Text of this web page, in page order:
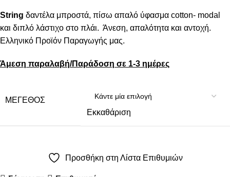
String δαντέλα μπροστά, πίσω απαλό ύφασμα cotton- modal
και διπλό λάστιχο στο πλάι. Άνεση, απαλότητα και αντοχή.
Ελληνικό Προϊόν Παραγωγής μας.
Άμεση παραλαβή/Παράδοση σε 1-3 ημέρες
ΜΈΓΕΘΟΣ
Εκκαθάριση
Προσθήκη στη Λίστα Επιθυμιών